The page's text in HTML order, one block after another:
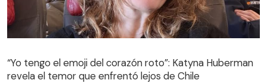
“Yo tengo el emoji del corazón roto”: Katyna Huberman
revela el temor que enfrentó lejos de Chile